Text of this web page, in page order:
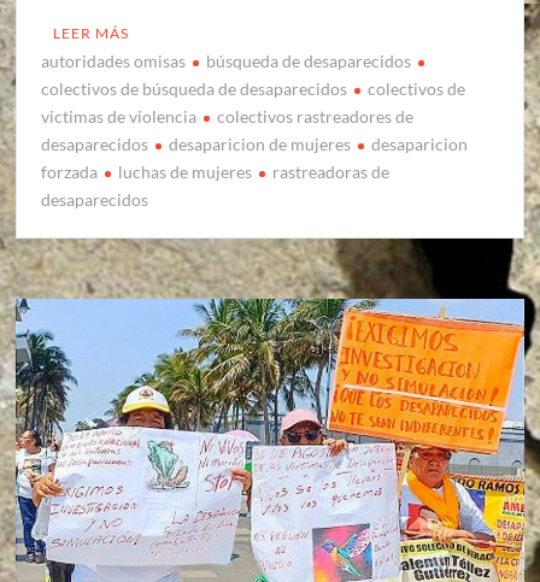
LEER MÁS
autoridades omisas
búsqueda de desaparecidos
colectivos de búsqueda de desaparecidos
colectivos de
victimas de violencia
colectivos rastreadores de
desaparecidos
desaparicion de mujeres
desaparicion
forzada
luchas de mujeres
rastreadoras de
desaparecidos